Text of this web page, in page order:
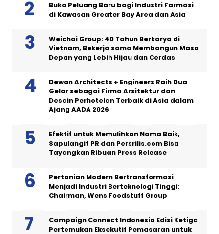
Buka Peluang Baru bagi Industri Farmasi
di Kawasan Greater Bay Area dan Asia
Weichai Group: 40 Tahun Berkarya di
Vietnam, Bekerja sama Membangun Masa
Depan yang Lebih Hijau dan Cerdas
Dewan Architects + Engineers Raih Dua
Gelar sebagai Firma Arsitektur dan
Desain Perhotelan Terbaik di Asia dalam
Ajang AADA 2026
Efektif untuk Memulihkan Nama Baik,
Sapulangit PR dan Persrilis.com Bisa
Tayangkan Ribuan Press Release
Pertanian Modern Bertransformasi
Menjadi Industri Berteknologi Tinggi:
Chairman, Wens Foodstuff Group
Campaign Connect Indonesia Edisi Ketiga
Pertemukan Eksekutif Pemasaran untuk